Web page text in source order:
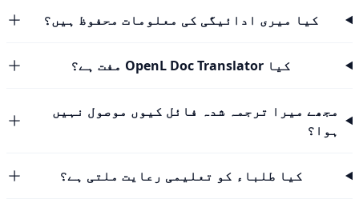
کیا میری ادائیگی کی معلومات محفوظ ہیں؟
کیا OpenL Doc Translator مفت ہے؟
مجھے میرا ترجمہ شدہ فائل کیوں موصول نہیں
ہوا؟
کیا طلباء کو تعلیمی رعایت ملتی ہے؟